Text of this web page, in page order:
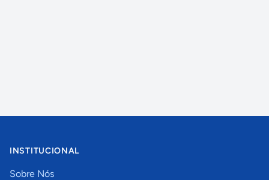
INSTITUCIONAL
Sobre Nós